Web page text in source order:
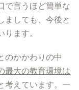
で言うほど簡単な
ましても、今後と
ます。
のかかわりの中
最大の教育環境は
考えています。一